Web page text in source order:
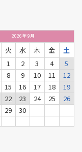
2026年9月
火 水 木 金
土
1
2 3 4
5
8 9 10 11
12
15 16 17 18
19
22 23 24 25
26
29 30